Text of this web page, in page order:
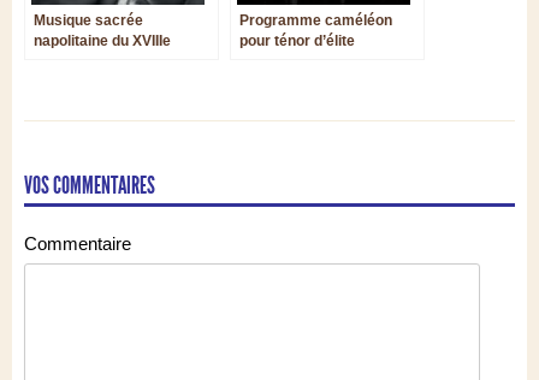
Musique sacrée
napolitaine du XVIIIe
Programme caméléon
pour ténor d’élite
VOS COMMENTAIRES
Commentaire